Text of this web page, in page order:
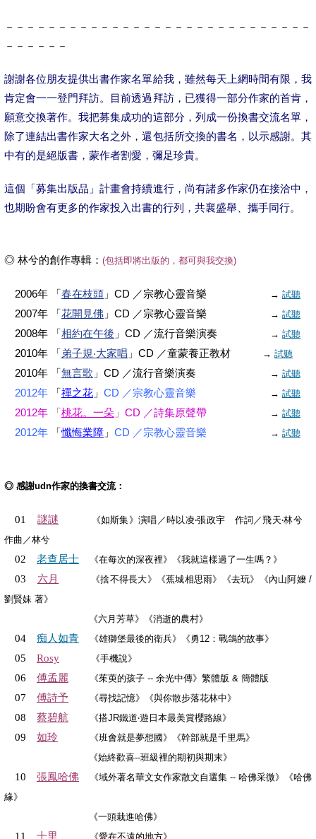
－－－－－－－－－－－－－－－－－－－－－－－－－－－－－
－－－－－－
謝謝各位朋友提供出書作家名單給我，雖然每天上網時間有限，我
肯定會一一登門拜訪。目前透過拜訪，已獲得一部分作家的首肯，
願意交換著作。我把募集成功的這部分，列成一份換書交流名單，
除了連結出書作家大名之外，還包括所交換的書名，以示感謝。其
中有的是絕版書，蒙作者割愛，彌足珍貴。
這個「募集出版品」計畫會持續進行，尚有諸多作家仍在接洽中，
也期盼會有更多的作家投入出書的行列，共襄盛舉、攜手同行。
◎ 林兮的創作專輯： (包括即將出版的，都可與我交換)
2006年 「春在枝頭 」CD ／宗教心靈音樂 → 試聽
2007年 「花開見佛 」CD ／宗教心靈音樂 → 試聽
2008年 「相約在午後 」CD ／流行音樂演奏 → 試聽
2010年 「弟子規‧大家唱 」CD ／童蒙養正教材 → 試聽
2010年 「無言歌 」CD ／流行音樂演奏 → 試聽
2012年 「禪之花 」 CD ／宗教心靈音樂 → 試聽
2012年 「桃花。一朵 」 CD ／詩集原聲帶 → 試聽
2012年 「懺悔業障 」 CD ／宗教心靈音樂 → 試聽
◎ 感謝udn作家的換書交流：
01 謎謎
《如斯集》演唱／時以凌‧張政宇 作詞／飛天‧林兮
作曲／林兮
02 老查居士 《在每次的深夜裡》《我就這樣過了一生嗎？》
03 六月
《捨不得長大》《蕉城相思雨》《去玩》《內山阿嬤 /
劉賢妹 著》
《六月芳草》《消逝的農村》
04 痴人如青 《雄獅堡最後的衛兵》《勇12：戰鴿的故事》
05 Rosy 《手機說》
06 傅孟麗 《茱萸的孩子 -- 余光中傳》繁體版 & 簡體版
07 傅詩予 《尋找記憶》《與你散步落花林中》
08 蔡碧航 《搭JR鐵道‧遊日本最美賞櫻路線》
09 如玲
《班會就是夢想國》《幹部就是千里馬》
《始終歡喜--班級裡的期初與期末》
10 張鳳哈佛
《域外著名華文女作家散文自選集 -- 哈佛采微》《哈佛
緣》
《一頭栽進哈佛》
11 十里 《愛在不遠的地方》